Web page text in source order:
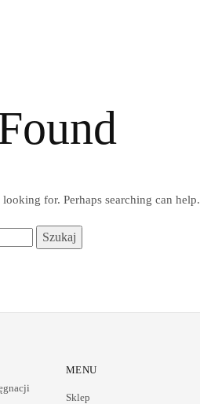
for. Perhaps searching can help.
MENU
Sklep